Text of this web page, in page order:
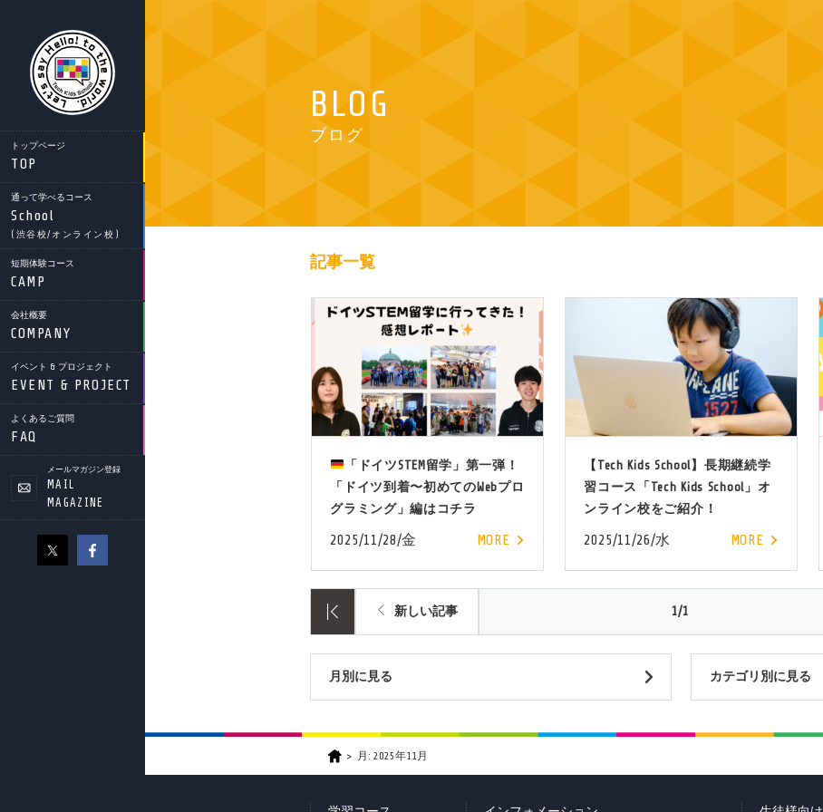
トップページ
TOP
通って学べるコース
School
(渋谷校/オンライン校)
短期体験コース
CAMP
会社概要
COMPANY
イベント & プロジェクト
EVENT & PROJECT
よくあるご質問
FAQ
メールマガジン登録
MAIL
MAGAZINE
BLOG
ブログ
記事一覧
「ドイツSTEM留学」第一弾！
「ドイツ到着〜初めてのWebプロ
グラミング」編はコチラ
2025/11/28/金 MORE
【Tech Kids School】長期継続学
習コース「Tech Kids School」オ
ンライン校をご紹介！
2025/11/26/水 MORE
新しい記事 1/1
月別に見る カテゴリ別に見る
月: 2025年11月